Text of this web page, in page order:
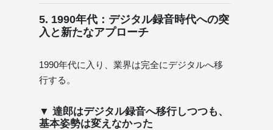
5. 1990年代：デジタル録音時代への突
入と新たなアプローチ
1990年代に入り、業界は完全にデジタルへ移
行する。
▼ 達郎はデジタル録音へ移行しつつも、
基本姿勢は変えなかった